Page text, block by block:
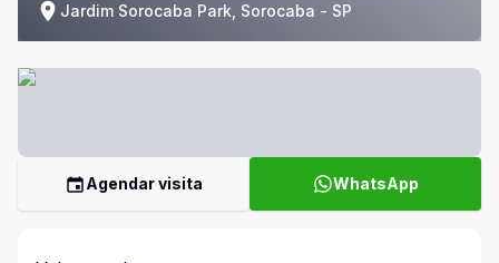
Jardim Sorocaba Park, Sorocaba - SP
Agendar visita WhatsApp